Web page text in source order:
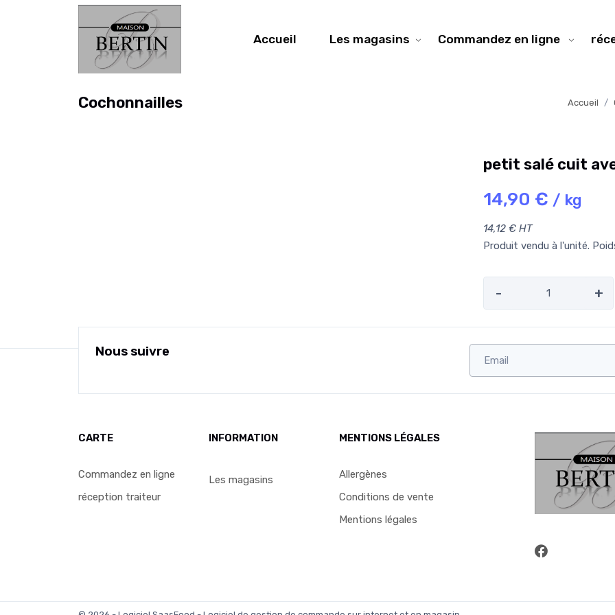
Accueil Les magasins Commandez en ligne
Cochonnailles Accueil
petit salé cuit
14,90 € / kg
14,12 € HT
Produit vendu à l'unité.
- +
Nous suivre
CARTE
Commandez en ligne
réception traiteur
INFORMATION
Les magasins
MENTIONS LÉGALES
Allergènes
Conditions de vente
Mentions légales